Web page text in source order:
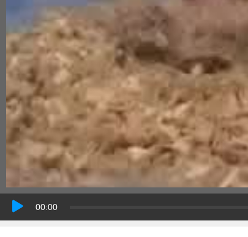
00:00